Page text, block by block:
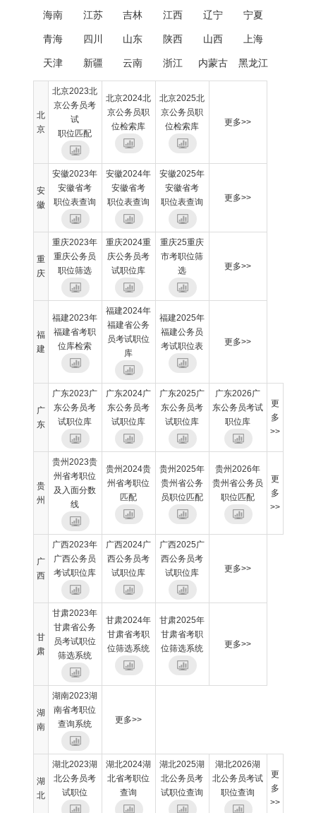
海南 江苏 吉林 江西 辽宁 宁夏
青海 四川 山东 陕西 山西 上海
天津 新疆 云南 浙江 内蒙古 黑龙江
北
京
北京2023北
京公务员考
试
职位匹配
北京2024北
京公务员职
位检索库
北京2025北
京公务员职
位检索库
更多>>
安
徽
安徽2023年
安徽省考
职位表查询
安徽2024年
安徽省考
职位表查询
安徽2025年
安徽省考
职位表查询
更多>>
重
庆
重庆2023年
重庆公务员
职位筛选
重庆2024重
庆公务员考
试职位库
重庆25重庆
市考职位筛
选
更多>>
福
建
福建2023年
福建省考职
位库检索
福建2024年
福建省公务
员考试职位
库
福建2025年
福建公务员
考试职位表
更多>>
广
东
广东2023广
东公务员考
试职位库
广东2024广
东公务员考
试职位库
广东2025广
东公务员考
试职位库
广东2026广
东公务员考试
职位库
更
多
>>
贵
州
贵州2023贵
州省考职位
及入面分数
线
贵州2024贵
州省考职位
匹配
贵州2025年
贵州省公务
员职位匹配
贵州2026年
贵州省公务员
职位匹配
更
多
>>
广
西
广西2023年
广西公务员
考试职位库
广西2024广
西公务员考
试职位库
广西2025广
西公务员考
试职位库
更多>>
甘
肃
甘肃2023年
甘肃省公务
员考试职位
筛选系统
甘肃2024年
甘肃省考职
位筛选系统
甘肃2025年
甘肃省考职
位筛选系统
更多>>
湖
南
湖南2023湖
南省考职位
查询系统
更多>>
湖
北
湖北2023湖
北公务员考
试职位
湖北2024湖
北省考职位
查询
湖北2025湖
北公务员考
试职位查询
湖北2026湖
北公务员考试
职位查询
更
多
>>